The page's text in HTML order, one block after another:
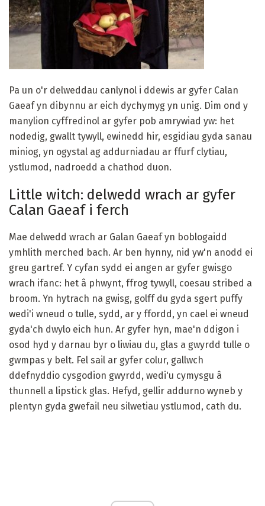
Pa un o'r delweddau canlynol i ddewis ar gyfer Calan
Gaeaf yn dibynnu ar eich dychymyg yn unig. Dim ond y
manylion cyffredinol ar gyfer pob amrywiad yw: het
nodedig, gwallt tywyll, ewinedd hir, esgidiau gyda sanau
miniog, yn ogystal ag addurniadau ar ffurf clytiau,
ystlumod, nadroedd a chathod duon.
Little witch: delwedd wrach ar gyfer
Calan Gaeaf i ferch
Mae delwedd wrach ar Galan Gaeaf yn boblogaidd
ymhlith merched bach. Ar ben hynny, nid yw'n anodd ei
greu gartref. Y cyfan sydd ei angen ar gyfer gwisgo
wrach ifanc: het â phwynt, ffrog tywyll, coesau stribed a
broom. Yn hytrach na gwisg, golff du gyda sgert puffy
wedi'i wneud o tulle, sydd, ar y ffordd, yn cael ei wneud
gyda'ch dwylo eich hun. Ar gyfer hyn, mae'n ddigon i
osod hyd y darnau byr o liwiau du, glas a gwyrdd tulle o
gwmpas y belt. Fel sail ar gyfer colur, gallwch
ddefnyddio cysgodion gwyrdd, wedi'u cymysgu â
thunnell a lipstick glas. Hefyd, gellir addurno wyneb y
plentyn gyda gwefail neu silwetiau ystlumod, cath du.